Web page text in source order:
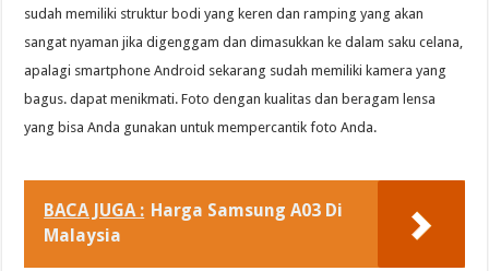
sudah memiliki struktur bodi yang keren dan ramping yang akan
sangat nyaman jika digenggam dan dimasukkan ke dalam saku celana,
apalagi smartphone Android sekarang sudah memiliki kamera yang
bagus. dapat menikmati. Foto dengan kualitas dan beragam lensa
yang bisa Anda gunakan untuk mempercantik foto Anda.
BACA JUGA : Harga Samsung A03 Di
Malaysia